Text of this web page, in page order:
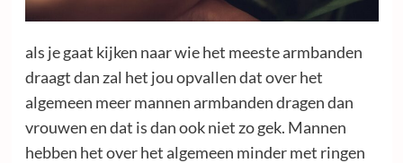
als je gaat kijken naar wie het meeste armbanden
draagt dan zal het jou opvallen dat over het
algemeen meer mannen armbanden dragen dan
vrouwen en dat is dan ook niet zo gek. Mannen
hebben het over het algemeen minder met ringen